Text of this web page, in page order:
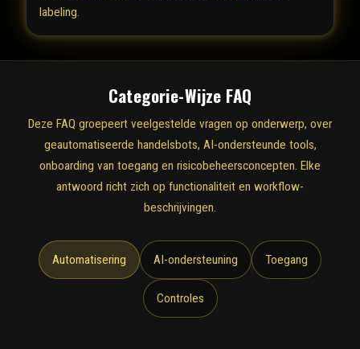
labeling.
Categorie-Wijze FAQ
Deze FAQ groepeert veelgestelde vragen op onderwerp, over
geautomatiseerde handelsbots, AI-ondersteunde tools,
onboarding van toegang en risicobeheersconcepten. Elke
antwoord richt zich op functionaliteit en workflow-
beschrijvingen.
Automatisering AI-ondersteuning Toegang
Controles